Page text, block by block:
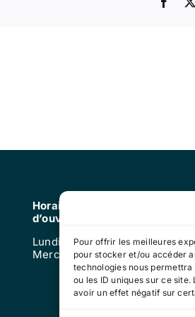
Pour offrir les meilleures
pour stocker et/ou accéder
technologies nous
ou les ID uniques sur ce
avoir un effet négatif sur
Horaires
d’ouverture
Lundi, mardi, jeudi, vendredi :
Mercredi : 9h-12h